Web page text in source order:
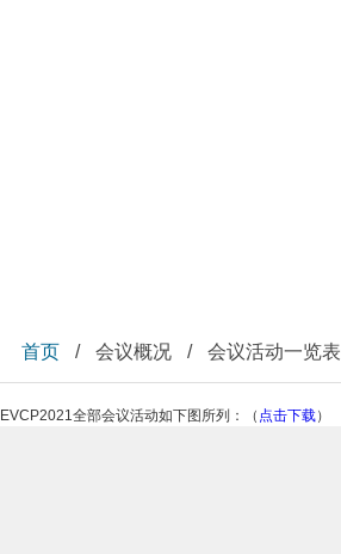
首页 / 会议概况 / 会议活动一览表
EVCP2021全部会议活动如下图所列：（ 点击下载）